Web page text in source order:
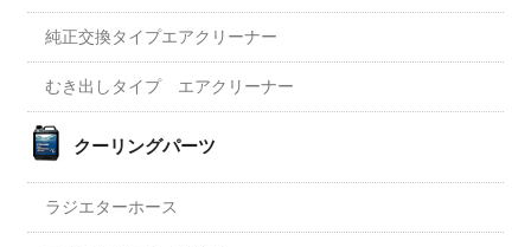
純正交換タイプエアクリーナー
むき出しタイプ エアクリーナー
クーリングパーツ
ラジエターホース